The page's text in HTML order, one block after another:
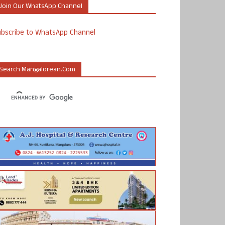
Our WhatsApp Channel
to WhatsApp Channel
Mangalorean.com